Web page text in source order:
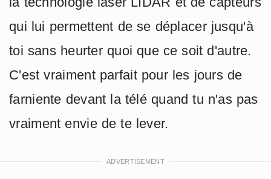
qui lui permettent de se déplacer jusqu'à
toi sans heurter quoi que ce soit d'autre.
C'est vraiment parfait pour les jours de
farniente devant la télé quand tu n'as pas
vraiment envie de te lever.